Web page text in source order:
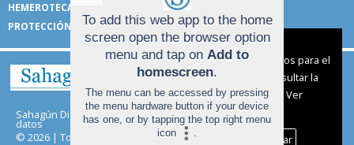
HEMEROTECA
TÉRMINOS DE USO
PROTECCIÓN DE DATOS
Sahagún Digital | Términos de uso|Protección de
datos
© 2026 | Todos los derechos reservados
To add this web app to the home
screen open the browser option
menu and tap on Add to
homescreen.
The menu can be accessed by pressing
the menu hardware button if your device
has one, or by tapping the top right menu
icon
.
Aviso sobre el Uso de cookies:
Utilizamos cookies nuestras y de terceros para el
funcionamiento del digital. Puedes consultar la
lista de cookies y como desconectarlas.
Ver
nuestra Política de Privacidad y Cookies
Aceptar Cookies
Personalizar